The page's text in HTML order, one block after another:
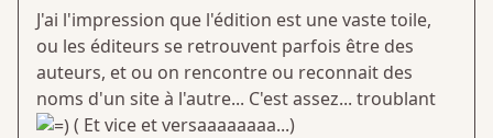
J'ai l'impression que l'édition est une vaste toile,
ou les éditeurs se retrouvent parfois être des
auteurs, et ou on rencontre ou reconnait des
noms d'un site à l'autre... C'est assez... troublant
( Et vice et versaaaaaaaa...)